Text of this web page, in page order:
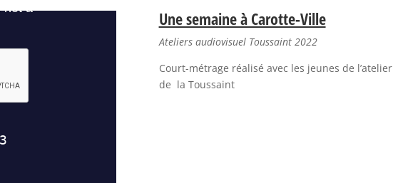
Une semaine à Carotte-Ville
Ateliers audiovisuel Toussaint 2022
Court-métrage réalisé avec les jeunes de
de la Toussaint